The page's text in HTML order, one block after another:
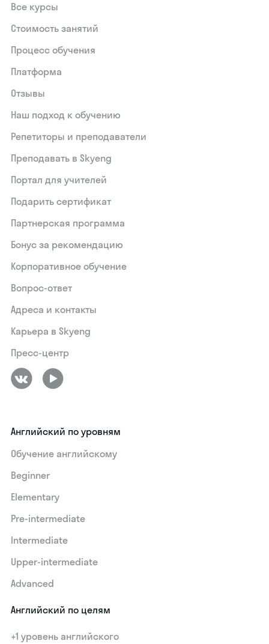
Все курсы
Стоимость занятий
Процесс обучения
Платформа
Отзывы
Наш подход к обучению
Репетиторы и преподаватели
Преподавать в Skyeng
Портал для учителей
Подарить сертификат
Партнерская программа
Бонус за рекомендацию
Корпоративное обучение
Вопрос-ответ
Адреса и контакты
Карьера в Skyeng
Пресс-центр
Английский по уровням
Обучение английскому
Beginner
Elementary
Pre-intermediate
Intermediate
Upper-intermediate
Advanced
Английский по целям
+1 уровень английского